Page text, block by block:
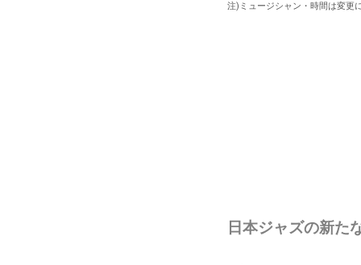
注)ミュージシャン・時間は変更
日本ジャズの新た